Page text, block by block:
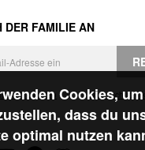
Cookies, um
dass du
optimal nutzen
DER FAMILIE AN
und die